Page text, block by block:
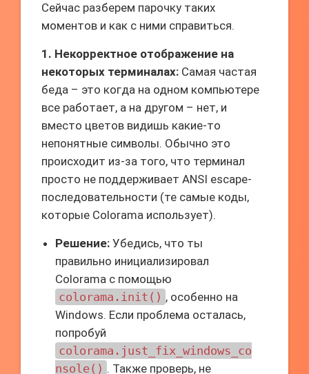
Сейчас разберем парочку таких
моментов и как с ними справиться.
1. Некорректное отображение на
некоторых терминалах: Самая частая
беда – это когда на одном компьютере
все работает, а на другом – нет, и
вместо цветов видишь какие-то
непонятные символы. Обычно это
происходит из-за того, что терминал
просто не поддерживает ANSI escape-
последовательности (те самые коды,
которые Colorama использует).
Решение: Убедись, что ты
правильно инициализировал
Colorama с помощью
colorama.init() , особенно на
Windows. Если проблема осталась,
попробуй
colorama.just_fix_windows_co
nsole() . Также проверь, не